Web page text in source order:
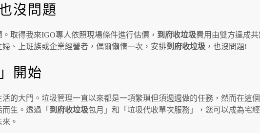
沒問題
取得我來IGO專人依照現場條件進行估價， 到府收垃圾費用由雙方達成
、上班族或企業經營者，偶爾懶惰一次，安排到府收垃圾 ，也沒問題!
開始
的大門。垃圾管理一直以來都是一項繁瑣但須週週做的任務，然而在這
生。透過「 到府收垃圾包月」和「垃圾代收單次服務」，您可以成為宅
。